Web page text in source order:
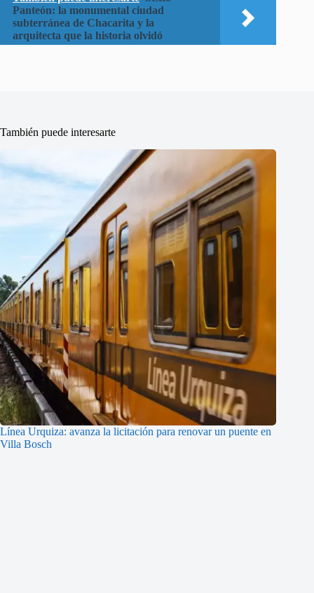
Panteón: la monumental ciudad
subterránea de Chacarita y la
arquitecta que la historia olvidó
También puede interesarte
Línea Urquiza: avanza la licitación para renovar un puente en
Villa Bosch